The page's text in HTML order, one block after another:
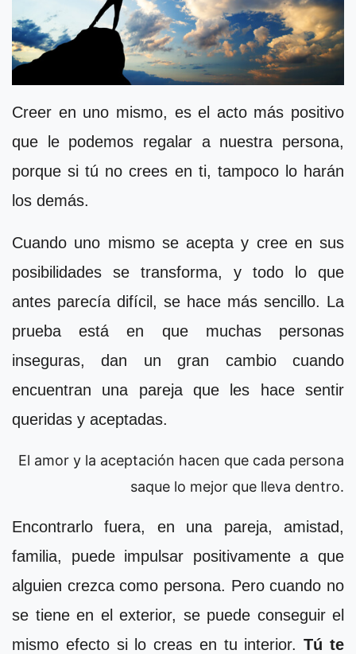
Creer en uno mismo, es el acto más positivo
que le podemos regalar a nuestra persona,
porque si tú no crees en ti, tampoco lo harán
los demás.
Cuando uno mismo se acepta y cree en sus
posibilidades se transforma, y todo lo que
antes parecía difícil, se hace más sencillo. La
prueba está en que muchas personas
inseguras, dan un gran cambio cuando
encuentran una pareja que les hace sentir
queridas y aceptadas.
El amor y la aceptación hacen que cada persona
saque lo mejor que lleva dentro.
Encontrarlo fuera, en una pareja, amistad,
familia, puede impulsar positivamente a que
alguien crezca como persona. Pero cuando no
se tiene en el exterior, se puede conseguir el
mismo efecto si lo creas en tu interior.Tú te